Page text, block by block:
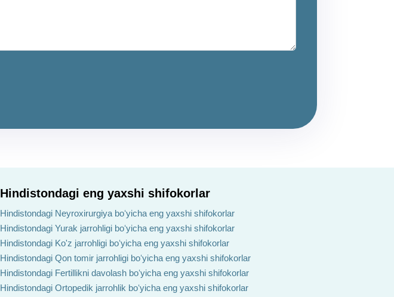
Hindistondagi eng yaxshi shifokorlar
Hindistondagi Neyroxirurgiya boʻyicha eng yaxshi shifokorlar
Hindistondagi Yurak jarrohligi boʻyicha eng yaxshi shifokorlar
Hindistondagi Ko'z jarrohligi boʻyicha eng yaxshi shifokorlar
Hindistondagi Qon tomir jarrohligi boʻyicha eng yaxshi shifokorlar
Hindistondagi Fertillikni davolash boʻyicha eng yaxshi shifokorlar
Hindistondagi Ortopedik jarrohlik boʻyicha eng yaxshi shifokorlar